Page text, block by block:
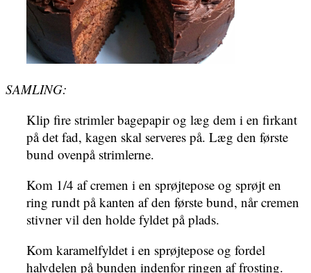
SAMLING:
Klip fire strimler bagepapir og læg dem i en firkant
på det fad, kagen skal serveres på. Læg den første
bund ovenpå strimlerne.
Kom 1/4 af cremen i en sprøjtepose og sprøjt en
ring rundt på kanten af den første bund, når cremen
stivner vil den holde fyldet på plads.
Kom karamelfyldet i en sprøjtepose og fordel
halvdelen på bunden indenfor ringen af frosting.